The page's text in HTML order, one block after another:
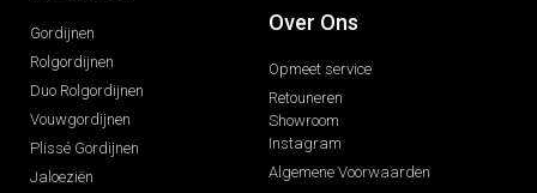
Gordijnen
Rolgordijnen
Duo Rolgordijnen
Vouwgordijnen
Plissé Gordijnen
Jaloeziën
Over Ons
Opmeet service
Retouneren
Showroom
Instagram
Algemene Voorwaarden